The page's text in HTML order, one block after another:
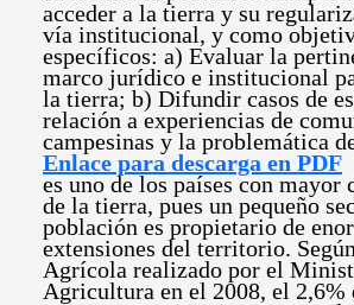
acceder a la tierra y su
vía institucional, y como
específicos: a) Evaluar la
marco jurídico e institucional
la tierra; b) Difundir casos de
relación a experiencias de
campesinas y la problemática
Enlace para descarga en PDF
es uno de los países con mayor
de la tierra, pues un pequeño
población es propietario de
extensiones del territorio.
Agrícola realizado por el
Agricultura en el 2008, el 2,6%